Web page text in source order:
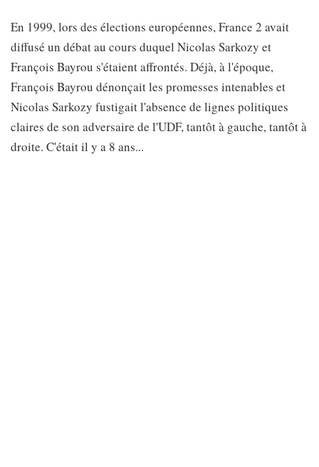
En 1999, lors des élections européennes, France 2 avait
diffusé un débat au cours duquel Nicolas Sarkozy et
François Bayrou s'étaient affrontés. Déjà, à l'époque,
François Bayrou dénonçait les promesses intenables et
Nicolas Sarkozy fustigait l'absence de lignes politiques
claires de son adversaire de l'UDF, tantôt à gauche, tantôt à
droite. C'était il y a 8 ans...